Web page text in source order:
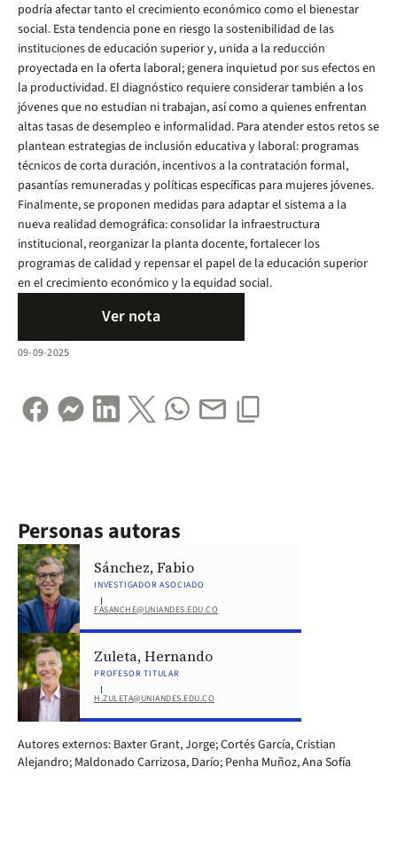
podría afectar tanto el crecimiento económico como el bienestar
social. Esta tendencia pone en riesgo la sostenibilidad de las
instituciones de educación superior y, unida a la reducción
proyectada en la oferta laboral; genera inquietud por sus efectos en
la productividad. El diagnóstico requiere considerar también a los
jóvenes que no estudian ni trabajan, así como a quienes enfrentan
altas tasas de desempleo e informalidad. Para atender estos retos se
plantean estrategias de inclusión educativa y laboral: programas
técnicos de corta duración, incentivos a la contratación formal,
pasantías remuneradas y políticas específicas para mujeres jóvenes.
Finalmente, se proponen medidas para adaptar el sistema a la
nueva realidad demográfica: consolidar la infraestructura
institucional, reorganizar la planta docente, fortalecer los
programas de calidad y repensar el papel de la educación superior
en el crecimiento económico y la equidad social.
Ver nota
09-09-2025
Personas autoras
Sánchez, Fabio
INVESTIGADOR ASOCIADO
FASANCHE@UNIANDES.EDU.CO
Zuleta, Hernando
PROFESOR TITULAR
H.ZULETA@UNIANDES.EDU.CO
Autores externos: Baxter Grant, Jorge; Cortés García, Cristian
Alejandro; Maldonado Carrizosa, Darío; Penha Muñoz, Ana Sofía